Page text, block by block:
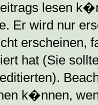
lesen
Er wird nur
erscheinen,
hat (Sie
k�nnen,